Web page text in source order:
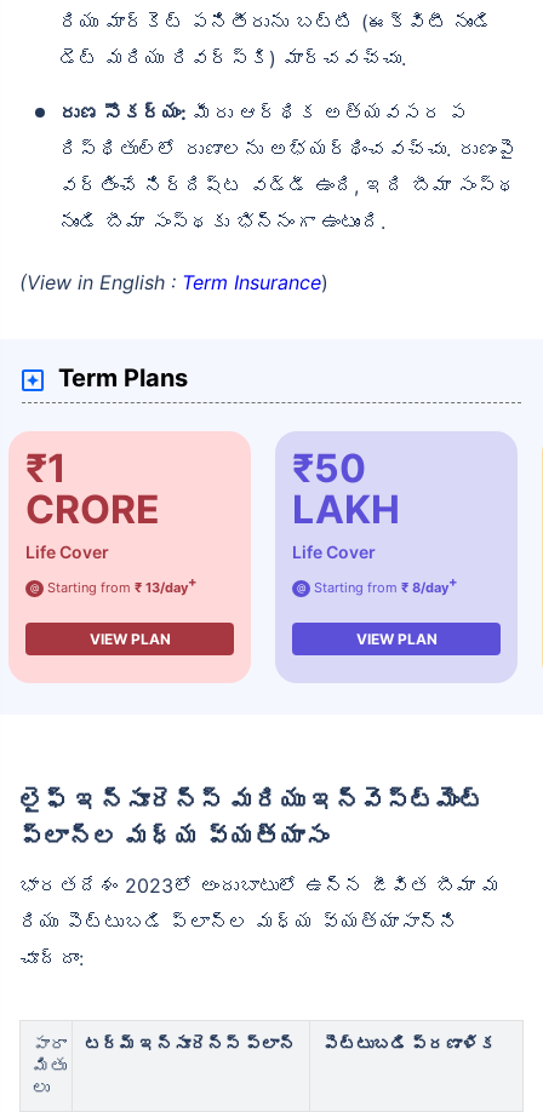
రియు మార్కెట్ పనితీరును బట్టి (ఈక్విటీ నుండి
డెట్ మరియు రివర్స్‌కి) మార్చవచ్చు.
రుణ సౌకర్యం: మీరు ఆర్థిక అత్యవసర ప
రిస్థితుల్లో రుణాలను అభ్యర్థించవచ్చు. రుణంపై
వర్తించే నిర్దిష్ట వడ్డీ ఉంది, ఇది బీమా సంస్థ
నుండి బీమా సంస్థకు భిన్నంగా ఉంటుంది.
(View in English : Term Insurance)
Term Plans
₹1
CRORE
Life Cover
@ Starting from ₹ 13/day+
VIEW PLAN
₹50
LAKH
Life Cover
@ Starting from ₹ 8/day+
VIEW PLAN
లైఫ్ ఇన్సూరెన్స్ మరియు ఇన్వెస్ట్‌మెంట్
ప్లాన్‌ల మధ్య వ్యత్యాసం
భారతదేశం 2023లో అందుబాటులో ఉన్న జీవిత బీమా మ
రియు పెట్టుబడి ప్లాన్‌ల మధ్య వ్యత్యాసాన్ని
చూద్దాం:
పారా
మితు
లు
టర్మ్ ఇన్సూరెన్స్ ప్లాన్ పెట్టుబడి ప్రణాళిక